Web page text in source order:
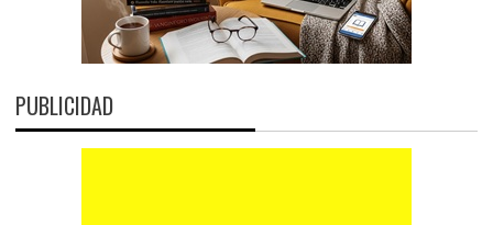
PUBLICIDAD